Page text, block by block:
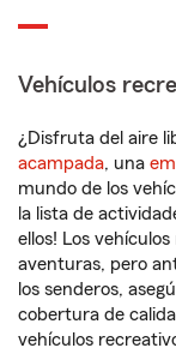
Vehículos
¿Disfruta del aire
acampada, una
mundo de los
la lista de
ellos! Los
aventuras, pero
los senderos,
cobertura de
vehículos